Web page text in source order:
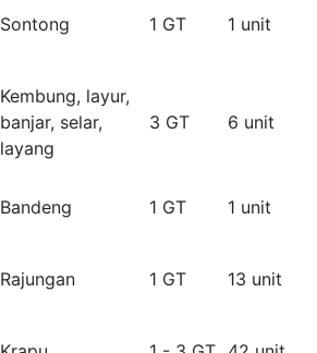
Sontong 1 GT 1 unit
Kembung, layur,
banjar, selar,
layang
3 GT 6 unit
Bandeng 1 GT 1 unit
Rajungan 1 GT 13 unit